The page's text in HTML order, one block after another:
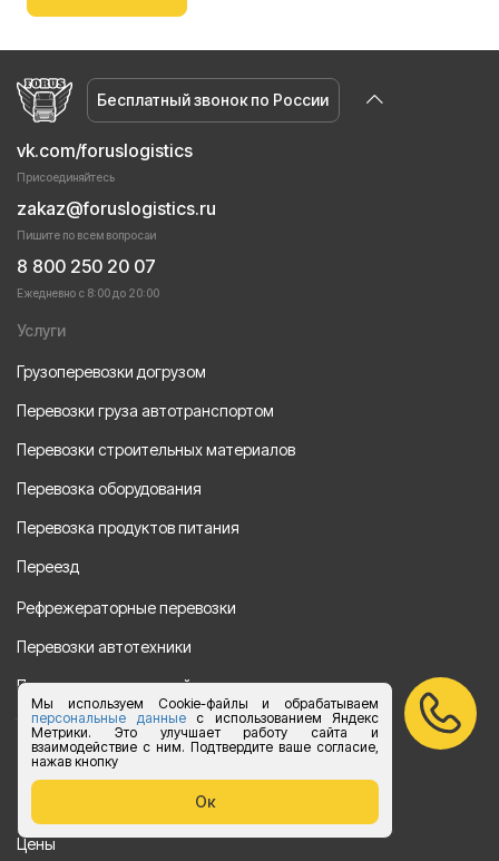
Мы используем Cookie-файлы и обрабатываем
персональные данныес использованием Яндекс
Метрики. Это улучшает работу сайта и
взаимодействие с ним. Подтвердите ваше согласие,
нажав кнопку
Ок
Бесплатный звонок по России
vk.com/foruslogistics
Присоединяйтесь
zakaz@foruslogistics.ru
Пишите по всем вопросаи
8 800 250 20 07
Ежедневно с 8:00 до 20:00
Услуги
Грузоперевозки догрузом
Перевозки груза автотранспортом
Перевозки строительных материалов
Перевозка оборудования
Перевозка продуктов питания
Переезд
Рефрежераторные перевозки
Перевозки автотехники
Перевозка алкогольной продукции
Упаковка груза
Наши направления
Цены